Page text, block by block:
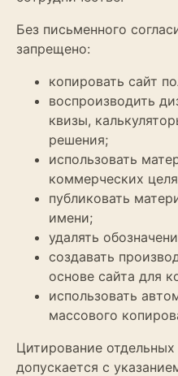
Без письменного
запрещено:
копировать сайт
воспроизводить
квизы,
решения;
использовать
коммерческих
публиковать
имени;
удалять
создавать
основе сайта для
использовать
массового
Цитирование
допускается с